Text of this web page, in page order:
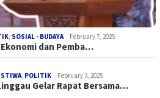
, SOSIAL - BUDAYA February 7, 2025
dan Pemba…
, POLITIK February 3, 2025
Gelar Rapat Bersama…